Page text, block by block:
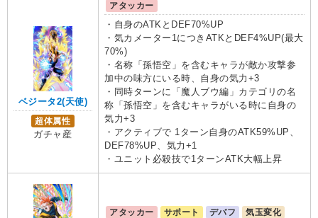
ベジータ2(天使)
超体属性
ガチャ産
アタッカー
・自身のATKとDEF70%UP
・気カメーター1につきATKとDEF4%UP(最大
70%)
・名称「孫悟空」を含むキャラが敵か攻撃参
加中の味方にいる時、自身の気力+3
・同時ターンに「魔人ブウ編」カテゴリの名
称「孫悟空」を含むキャラがいる時に自身の
気力+3
・アクティブで 1ターン自身のATK59%UP、
DEF78%UP、気力+1
・ユニット必殺技で1ターンATK大幅上昇
アタッカー サポート デバフ
気玉変化